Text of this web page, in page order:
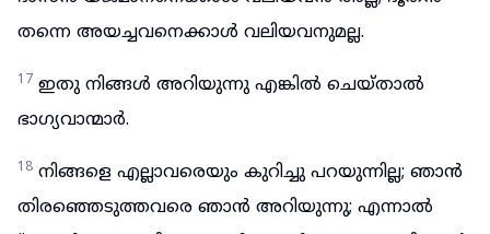
തന്നെ അയച്ചവനെക്കാൾ വലിയവനുമല്ല.
17 ഇതു നിങ്ങൾ അറിയുന്നു എങ്കിൽ ചെയ്താൽ
ഭാഗ്യവാന്മാർ.
18 നിങ്ങളെ എല്ലാവരെയും കുറിച്ചു പറയുന്നില്ല; ഞാൻ
തിരഞ്ഞെടുത്തവരെ ഞാൻ അറിയുന്നു; എന്നാൽ